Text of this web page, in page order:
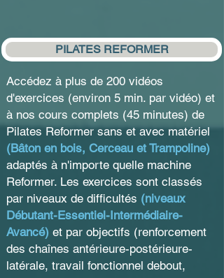
PILATES REFORMER
Accédez à plus de 200 vidéos
d'exercices (environ 5 min. par vidéo) et
à nos cours complets (45 minutes) de
Pilates Reformer sans et avec matériel
(Bâton en bois, Cerceau et Trampoline)
adaptés à n'importe quelle machine
Reformer. Les exercices sont classés
par niveaux de difficultés (niveaux
Débutant-Essentiel-Intermédiaire-
Avancé) et par objectifs (renforcement
des chaînes antérieure-postérieure-
latérale, travail fonctionnel debout,